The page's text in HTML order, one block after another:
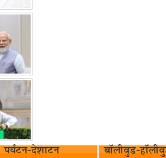
पर्यटन-देशाटन बॉलीवुड-